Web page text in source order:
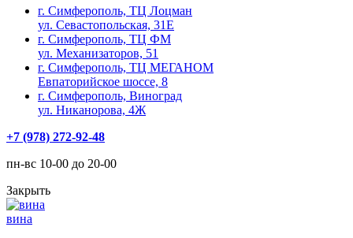
г. Симферополь, ТЦ Лоцман
ул. Севастопольская, 31Е
г. Симферополь, ТЦ ФМ
ул. Механизаторов, 51
г. Симферополь, ТЦ МЕГАНОМ
Евпаторийское шоссе, 8
г. Симферополь, Виноград
ул. Никанорова, 4Ж
+7 (978) 272-92-48
пн-вс 10-00 до 20-00
Закрыть
вина